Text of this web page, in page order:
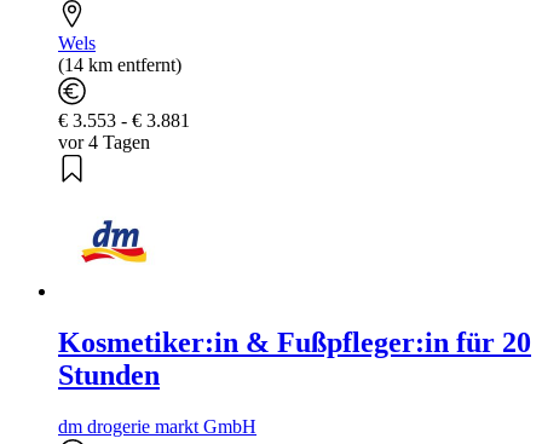
Wels
(14 km entfernt)
€ 3.553 - € 3.881
vor 4 Tagen
Kosmetiker:in & Fußpfleger:in für 20
Stunden
dm drogerie markt GmbH